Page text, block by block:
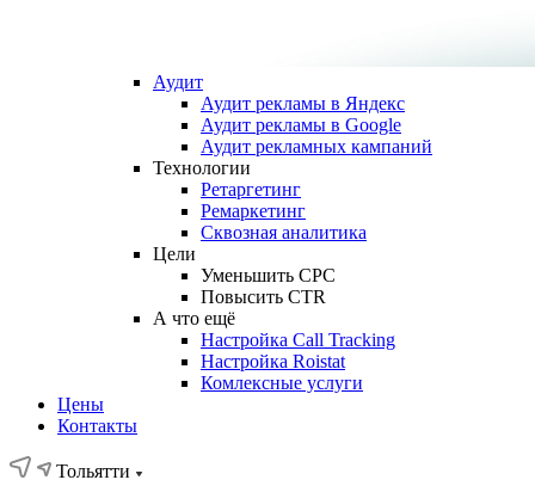
Аудит
Аудит рекламы в Яндекс
Аудит рекламы в Google
Аудит рекламных кампаний
Технологии
Ретаргетинг
Ремаркетинг
Сквозная аналитика
Цели
Уменьшить CPC
Повысить CTR
А что ещё
Настройка Call Tracking
Настройка Roistat
Комлексные услуги
Цены
Контакты
Тольятти